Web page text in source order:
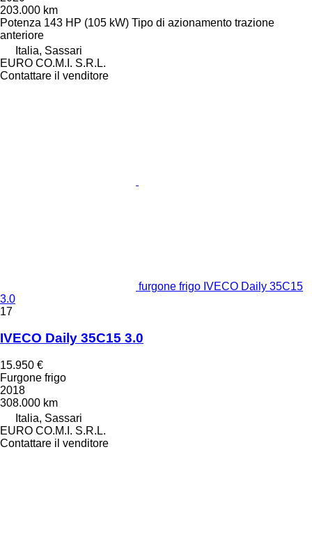
203.000 km
Potenza 143 HP (105 kW) Tipo di azionamento trazione
anteriore
Italia, Sassari
EURO CO.M.I. S.R.L.
Contattare il venditore
furgone frigo IVECO Daily 35C15
3.0
17
IVECO Daily 35C15 3.0
15.950 €
Furgone frigo
2018
308.000 km
Italia, Sassari
EURO CO.M.I. S.R.L.
Contattare il venditore